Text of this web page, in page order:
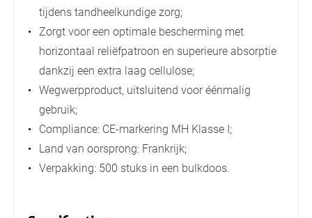
tijdens tandheelkundige zorg;
Zorgt voor een optimale bescherming met
horizontaal reliëfpatroon en superieure absorptie
dankzij een extra laag cellulose;
Wegwerpproduct, uitsluitend voor éénmalig
gebruik;
Compliance: CE-markering MH Klasse I;
Land van oorsprong: Frankrijk;
Verpakking: 500 stuks in een bulkdoos.